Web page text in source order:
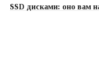
SSD дисками: оно вам